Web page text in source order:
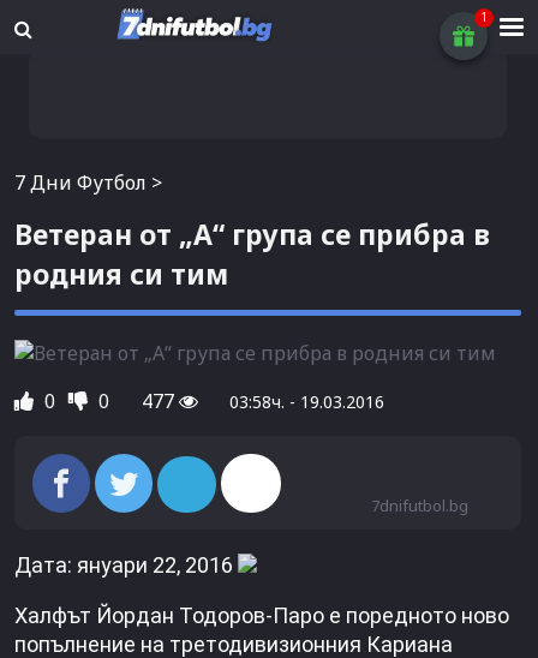
7 Дни Футбол >
Ветеран от „А“ група се прибра в
родния си тим
0 0 477 03:58ч. - 19.03.2016
7dnifutbol.bg
Дата: януари 22, 2016
Халфът Йордан Тодоров-Паро е поредното ново
попълнение на третодивизионния Кариана